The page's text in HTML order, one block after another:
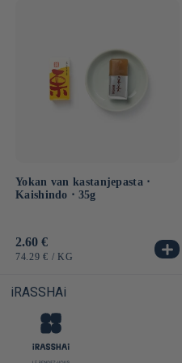
Yokan van kastanjepasta ⋅
Kaishindo ⋅ 35g
Normale
prijs
2.60 €
EENHEIDSPRIJS
74.29 € / PER
KG
iRASSHAi